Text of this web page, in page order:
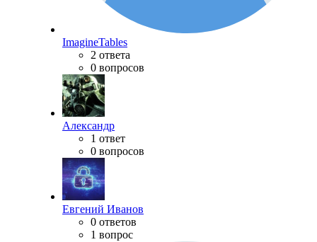
ImagineTables
2 ответа
0 вопросов
Александр
1 ответ
0 вопросов
Евгений Иванов
0 ответов
1 вопрос